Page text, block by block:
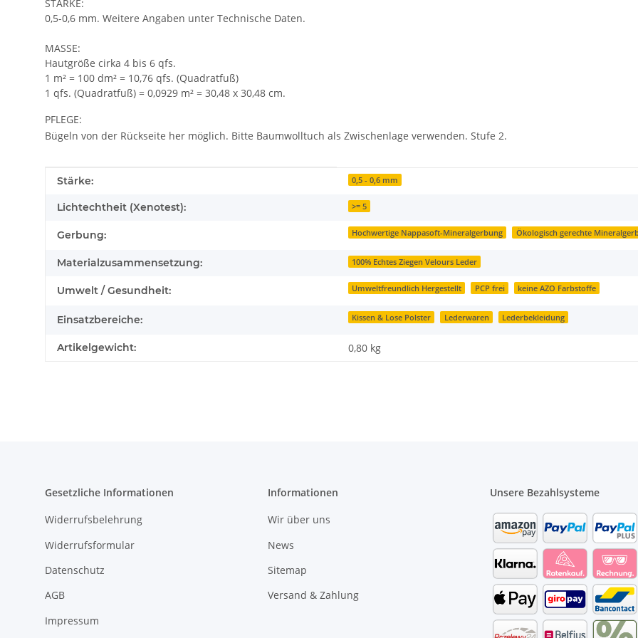
STÄRKE:
0,5-0,6 mm. Weitere Angaben unter Technische Daten.
MASSE:
Hautgröße cirka 4 bis 6 qfs.
1 m² = 100 dm² = 10,76 qfs. (Quadratfuß)
1 qfs. (Quadratfuß) = 0,0929 m² = 30,48 x 30,48 cm.
PFLEGE:
Bügeln von der Rückseite her möglich. Bitte Baumwolltuch als Zwischenlage verwenden. Stufe 2.
Produkteigenschaft
Wert
Stärke: 0,5 - 0,6 mm
Lichtechtheit (Xenotest): >= 5
Gerbung: Hochwertige Nappasoft-Mineralgerbung Ökologisch gerechte
Materialzusammensetzung: 100% Echtes Ziegen Velours Leder
Umwelt / Gesundheit: Umweltfreundlich Hergestellt PCP frei keine AZO Farbstoffe
Einsatzbereiche: Kissen & Lose Polster Lederwaren Lederbekleidung
Artikelgewicht: 0,80 kg
Gesetzliche Informationen
Widerrufsbelehrung
Widerrufsformular
Datenschutz
AGB
Impressum
Informationen
Wir über uns
News
Sitemap
Versand & Zahlung
Unsere Bezahlsysteme